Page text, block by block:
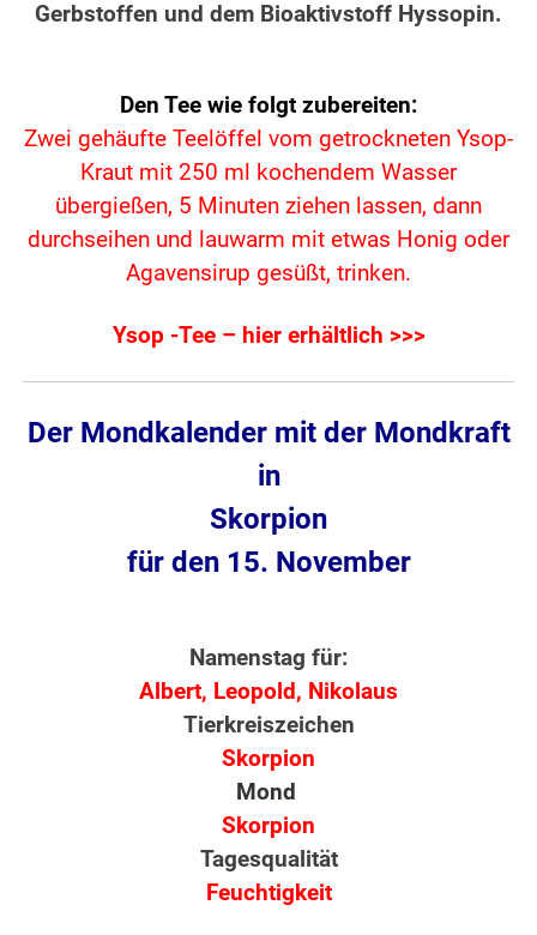
Gerbstoffen und dem Bioaktivstoff Hyssopin.
Den Tee wie folgt zubereiten:
Zwei gehäufte Teelöffel vom getrockneten Ysop-
Kraut mit 250 ml kochendem Wasser
übergießen, 5 Minuten ziehen lassen, dann
durchseihen und lauwarm mit etwas Honig oder
Agavensirup gesüßt, trinken.
Ysop -Tee – hier erhältlich >>>
Der Mondkalender mit der Mondkraft
in
Skorpion
für den 15. November
Namenstag für:
Albert, Leopold, Nikolaus
Tierkreiszeichen
Skorpion
Mond
Skorpion
Tagesqualität
Feuchtigkeit